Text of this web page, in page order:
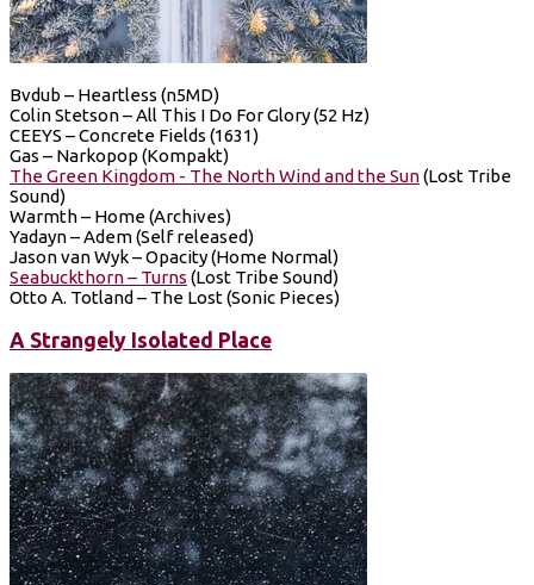
Bvdub – Heartless (n5MD)
Colin Stetson – All This I Do For Glory (52 Hz)
CEEYS – Concrete Fields (1631)
Gas – Narkopop (Kompakt)
The Green Kingdom - The North Wind and the Sun(Lost Tribe
Sound)
Warmth – Home (Archives)
Yadayn – Adem (Self released)
Jason van Wyk – Opacity (Home Normal)
Seabuckthorn – Turns (Lost Tribe Sound)
Otto A. Totland – The Lost (Sonic Pieces)
A Strangely Isolated Place